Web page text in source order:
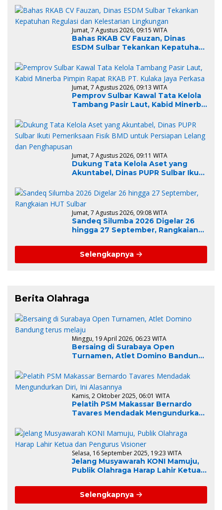
Jumat, 7 Agustus 2026, 09:15 WITA
Bahas RKAB CV Fauzan, Dinas
ESDM Sulbar Tekankan Kepatuhan
Lingkungan
Jumat, 7 Agustus 2026, 09:13 WITA
Pemprov Sulbar Kawal Tata Kelola
Tambang Pasir Laut, Kabid Minerba
Perkasa
Jumat, 7 Agustus 2026, 09:11 WITA
Dukung Tata Kelola Aset yang
Akuntabel, Dinas PUPR Sulbar Ikuti
Persiapan Lelang dan
Penghapusan
Jumat, 7 Agustus 2026, 09:08 WITA
Sandeq Silumba 2026 Digelar 26
hingga 27 September, Rangkaian
Selengkapnya
Berita Olahraga
Minggu, 19 April 2026, 06:23 WITA
Bersaing di Surabaya Open
Turnamen, Atlet Domino Bandung
Kamis, 2 Oktober 2025, 06:01 WITA
Pelatih PSM Makassar Bernardo
Tavares Mendadak Mengundurkan
Selasa, 16 September 2025, 19:23 WITA
Jelang Musyawarah KONI Mamuju,
Publik Olahraga Harap Lahir Ketua
Selengkapnya